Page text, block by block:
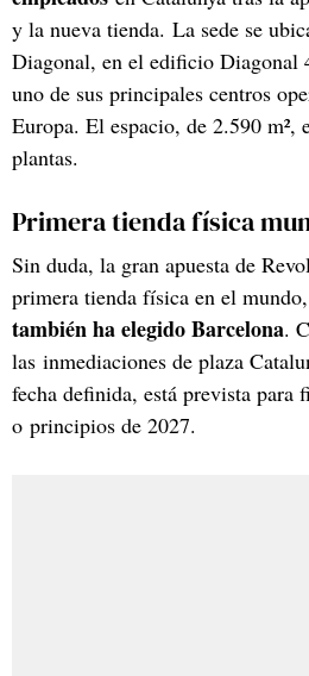
y la nueva tienda. La sede se
Diagonal, en el edificio Diagonal
uno de sus principales centros
Europa. El espacio, de 2.590 m²,
plantas.
Primera tienda física
Sin duda, la gran apuesta de
primera tienda física en el mundo,
también ha elegido Barcelona.
las inmediaciones de plaza
fecha definida, está prevista para
o principios de 2027.